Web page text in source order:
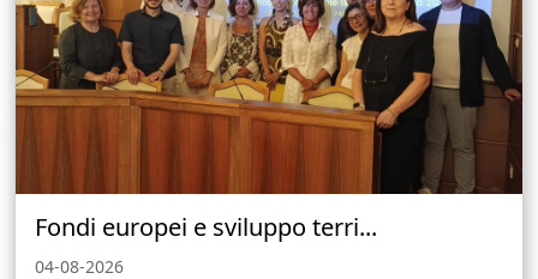
Fondi europei e sviluppo terri...
04-08-2026